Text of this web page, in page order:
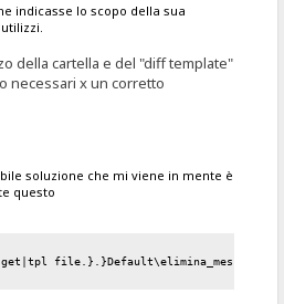
indicasse lo scopo della sua
della cartella e del "diff template"
necessari x un corretto
soluzione che mi viene in mente è
questo